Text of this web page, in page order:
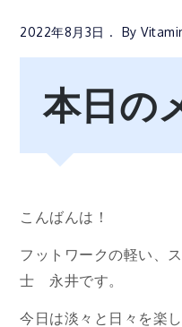
2022年8月3日 By
本日の
こんばんは！
フットワークの軽い、
士 永井です。
今日は淡々と日々を楽